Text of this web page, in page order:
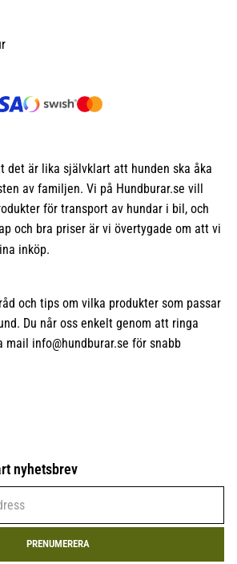
det är lika självklart att hunden ska åka
av familjen. Vi på Hundburar.se vill
för transport av hundar i bil, och
och bra priser är vi övertygade om att vi
inköp.
och tips om vilka produkter som passar
Du når oss enkelt genom att ringa
mail info@hundburar.se för snabb
nyhetsbrev
PRENUMERERA